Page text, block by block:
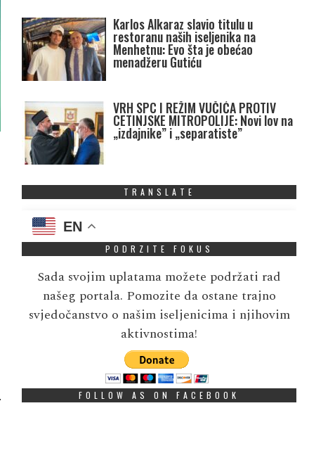
Karlos Alkaraz slavio titulu u
restoranu naših iseljenika na
Menhetnu: Evo šta je obećao
menadžeru Gutiću
VRH SPC I REŽIM VUČIĆA PROTIV
CETINJSKE MITROPOLIJE: Novi lov na
„izdajnike” i „separatiste”
TRANSLATE
EN
PODRZITE FOKUS
Sada svojim uplatama možete podržati rad
našeg portala. Pomozite da ostane trajno
svjedočanstvo o našim iseljenicima i njihovim
aktivnostima!
FOLLOW AS ON FACEBOOK